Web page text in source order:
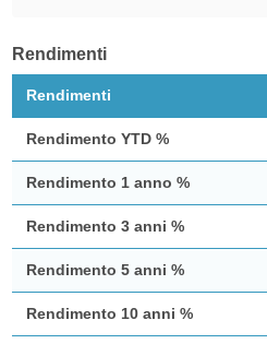
Rendimenti
Rendimenti
Rendimento YTD %
Rendimento 1 anno %
Rendimento 3 anni %
Rendimento 5 anni %
Rendimento 10 anni %